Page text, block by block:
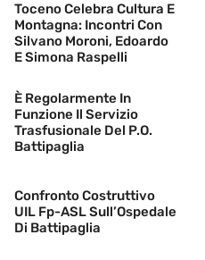
Toceno Celebra Cultura E
Montagna: Incontri Con
Silvano Moroni, Edoardo
E Simona Raspelli
È Regolarmente In
Funzione Il Servizio
Trasfusionale Del P.O.
Battipaglia
Confronto Costruttivo
UIL Fp-ASL Sull’Ospedale
Di Battipaglia